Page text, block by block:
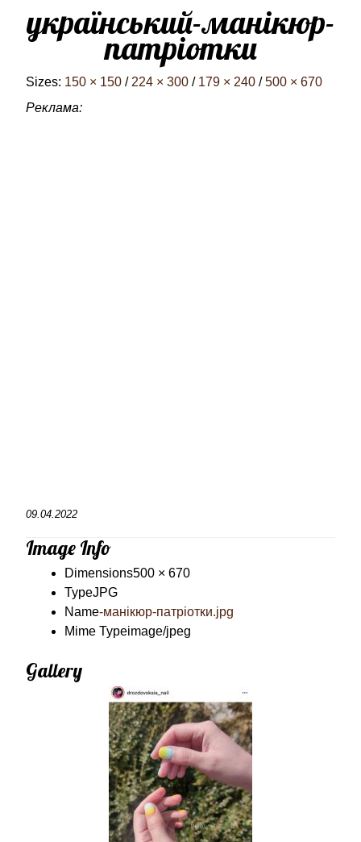
український-манікюр-
патріотки
Sizes: 150 × 150 / 224 × 300 / 179 × 240 / 500 × 670
Реклама:
09.04.2022
Image Info
Dimensions500 × 670
TypeJPG
Name-манікюр-патріотки.jpg
Mime Typeimage/jpeg
Gallery